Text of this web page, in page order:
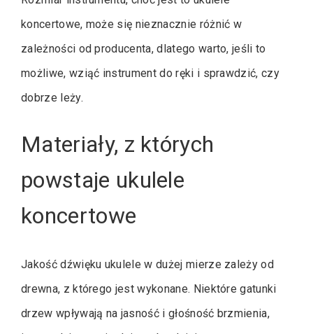
koncertowe, może się nieznacznie różnić w
zależności od producenta, dlatego warto, jeśli to
możliwe, wziąć instrument do ręki i sprawdzić, czy
dobrze leży.
Materiały, z których
powstaje ukulele
koncertowe
Jakość dźwięku ukulele w dużej mierze zależy od
drewna, z którego jest wykonane. Niektóre gatunki
drzew wpływają na jasność i głośność brzmienia,